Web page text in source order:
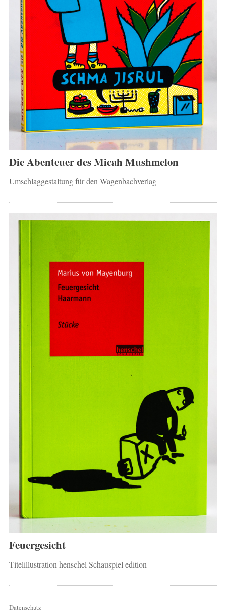
Die Abenteuer des Micah Mushmelon
Umschlaggestaltung für den Wagenbachverlag
Feuergesicht
Titelillustration henschel Schauspiel edition
Datenschutz